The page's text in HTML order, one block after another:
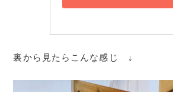
裏から見たらこんな感じ ↓